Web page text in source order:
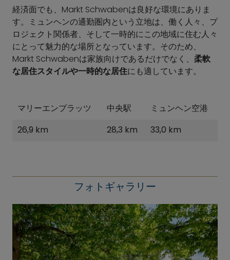
経済面でも、Markt Schwabenは良好な環境にありま
す。ミュンヘンの通勤圏内という立地は、働く人々、プ
ロジェクト関係者、そして一時的にこの地域に住む人々
にとって魅力的な場所となっています。そのため、
Markt Schwabenは家族向けであるだけでなく、 柔軟
な居住スタイルや一時的な居住にも適しています。
マリーエンプラッツ 中央駅
ミュンヘン空港
26,9 km
28,3 km 33,0 km
フォトギャラリー